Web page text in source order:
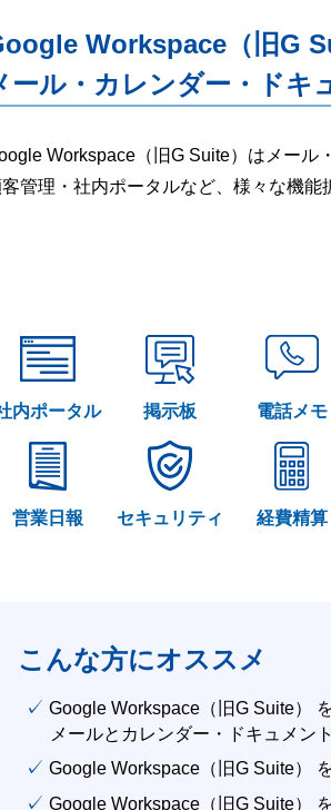
Workspace（旧G
ール・カレンダー・ドキ
Workspace（旧G Suite）はメール
管理・社内ポータルなど、様々な機能
内ポータル 掲示板 電話メモ
営業日報 セキュリティ 経費精算
こんな方にオススメ
✓ Google Workspace（旧G Suite）
メールとカレンダー・ドキュメン
✓ Google Workspace（旧G Suite）
✓ Google Workspace（旧G Suite）